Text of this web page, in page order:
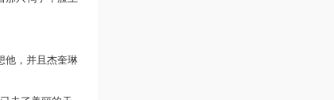
他，并且杰奎琳